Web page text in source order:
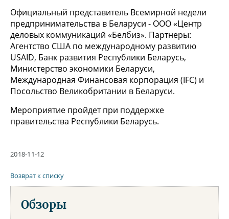
Официальный представитель Всемирной недели
предпринимательства в Беларуси - ООО «Центр
деловых коммуникаций «Белбиз». Партнеры:
Агентство США по международному развитию
USAID, Банк развития Республики Беларусь,
Министерство экономики Беларуси,
Международная Финансовая корпорация (IFC) и
Посольство Великобритании в Беларуси.
Мероприятие пройдет при поддержке
правительства Республики Беларусь.
2018-11-12
Возврат к списку
Обзоры